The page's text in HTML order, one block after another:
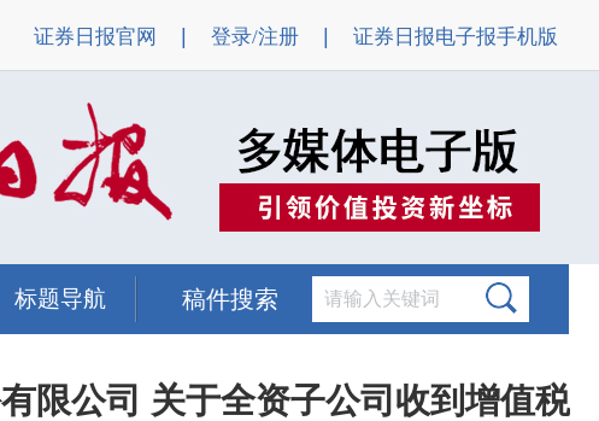
证券日报官网 登录/注册 证券日报电子报手机版
标题导航 稿件搜索
限公司 关于全资子公司收到增值税